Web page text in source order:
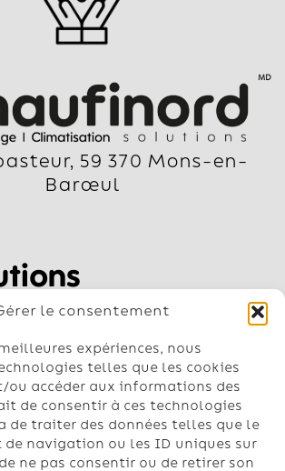
le consentement
expériences, nous
telles que les cookies
ou accéder aux informations des
de consentir à ces technologies
de traiter des données telles que le
de navigation ou les ID uniques sur
ne pas consentir ou de retirer son
59 370 Mons-en-
Barœul
air-air
nous
vous répondent du lundi